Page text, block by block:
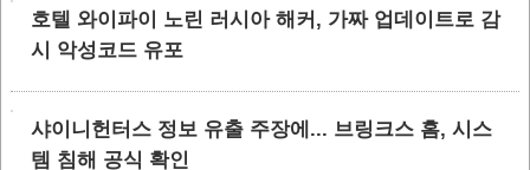
호텔 와이파이 노린 러시아 해커, 가짜 업데이트로 감
시 악성코드 유포
샤이니헌터스 정보 유출 주장에... 브링크스 홈, 시스
템 침해 공식 확인